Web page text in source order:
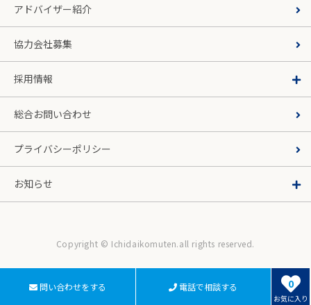
アドバイザー紹介
協力会社募集
採用情報
総合お問い合わせ
プライバシーポリシー
お知らせ
Copyright © Ichidaikomuten.all rights reserved.
問い合わせをする 電話で相談する 0
お気に入り